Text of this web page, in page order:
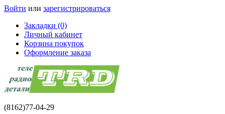
Войти или зарегистрироваться
Закладки (0)
Личный кабинет
Корзина покупок
Оформление заказа
(8162)77-04-29